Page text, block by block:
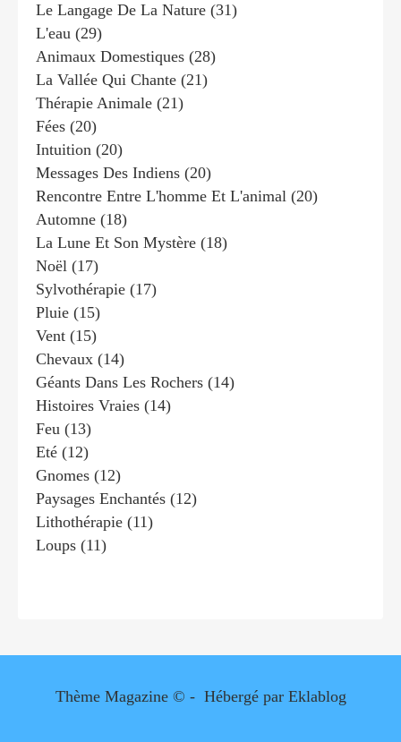
Le Langage De La Nature (31)
L'eau (29)
Animaux Domestiques (28)
La Vallée Qui Chante (21)
Thérapie Animale (21)
Fées (20)
Intuition (20)
Messages Des Indiens (20)
Rencontre Entre L'homme Et L'animal (20)
Automne (18)
La Lune Et Son Mystère (18)
Noël (17)
Sylvothérapie (17)
Pluie (15)
Vent (15)
Chevaux (14)
Géants Dans Les Rochers (14)
Histoires Vraies (14)
Feu (13)
Eté (12)
Gnomes (12)
Paysages Enchantés (12)
Lithothérapie (11)
Loups (11)
Thème Magazine © - Hébergé par Eklablog